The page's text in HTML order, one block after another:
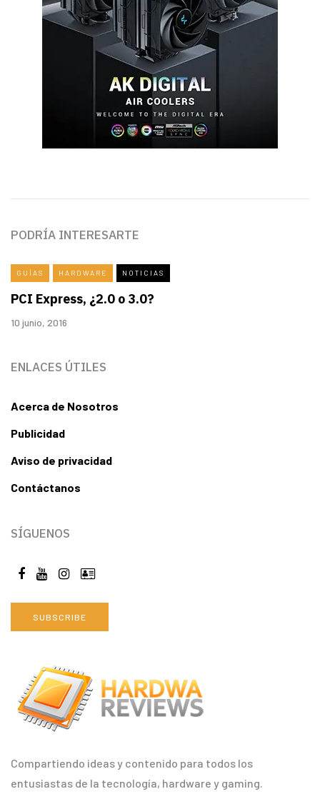
Compartiendo ideas y contenido para todos los
entusiastas de la tecnología, hardware y gaming.
PODRÍA INTERESARTE
GUÍAS HARDWARE NOTICIAS
PCI Express, ¿2.0 o 3.0?
10 junio, 2016
ENLACES ÚTILES
Acerca de Nosotros
Publicidad
Aviso de privacidad
Contáctanos
SÍGUENOS
SUBSCRIBE